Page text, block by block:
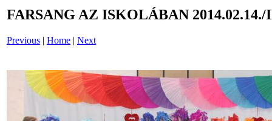
FARSANG AZ ISKOLÁBAN 2014.02.14./
Previous | Home | Next